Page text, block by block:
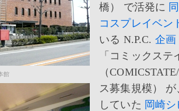
館
橋） で活発に
コスプレイベン
いる N.P.C. 企画
「コミックス
（
ス募集規模）
していた 岡崎